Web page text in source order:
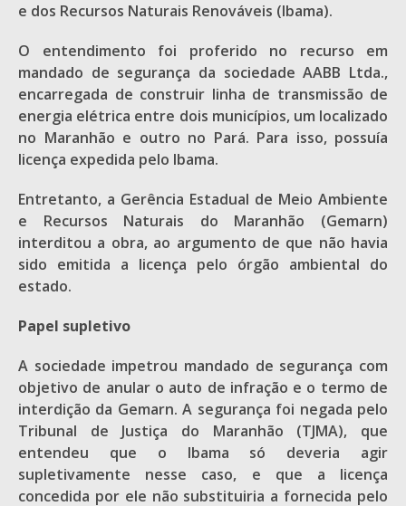
e dos Recursos Naturais Renováveis (Ibama).
O entendimento foi proferido no recurso em
mandado de segurança da sociedade AABB Ltda.,
encarregada de construir linha de transmissão de
energia elétrica entre dois municípios, um localizado
no Maranhão e outro no Pará. Para isso, possuía
licença expedida pelo Ibama.
Entretanto, a Gerência Estadual de Meio Ambiente
e Recursos Naturais do Maranhão (Gemarn)
interditou a obra, ao argumento de que não havia
sido emitida a licença pelo órgão ambiental do
estado.
Papel supletivo
A sociedade impetrou mandado de segurança com
objetivo de anular o auto de infração e o termo de
interdição da Gemarn. A segurança foi negada pelo
Tribunal de Justiça do Maranhão (TJMA), que
entendeu que o Ibama só deveria agir
supletivamente nesse caso, e que a licença
concedida por ele não substituiria a fornecida pelo